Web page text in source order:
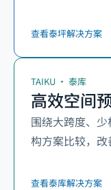
查看泰坪解决方案
TAIKU · 泰库
高效空间
围绕大跨度、
构方案比较，改
查看泰库解决方案